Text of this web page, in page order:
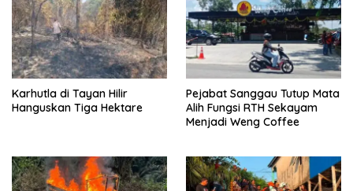
Karhutla di Tayan Hilir
Hanguskan Tiga Hektare
Pejabat Sanggau Tutup Mata
Alih Fungsi RTH Sekayam
Menjadi Weng Coffee